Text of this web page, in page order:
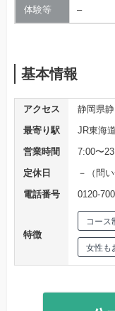
体験等 –
基本情報
アクセス
静岡県
最寄り駅
JR東海
営業時間
7:00〜
定休日
－（問い
電話番号
0120-
特徴
コース
女性も